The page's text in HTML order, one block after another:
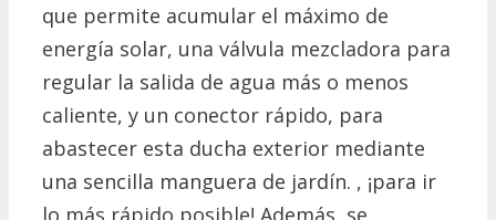
que permite acumular el máximo de
energía solar, una válvula mezcladora para
regular la salida de agua más o menos
caliente, y un conector rápido, para
abastecer esta ducha exterior mediante
una sencilla manguera de jardín. , ¡para ir
lo más rápido posible! Además, se